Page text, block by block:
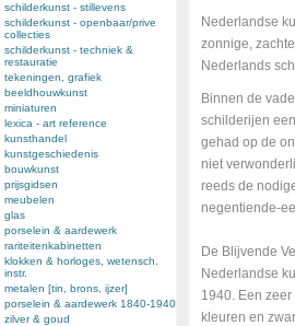
schilderkunst - stillevens
schilderkunst - openbaar/prive
collecties
schilderkunst - techniek &
restauratie
tekeningen, grafiek
beeldhouwkunst
miniaturen
lexica - art reference
kunsthandel
kunstgeschiedenis
bouwkunst
prijsgidsen
meubelen
glas
porselein & aardewerk
rariteitenkabinetten
klokken & horloges, wetensch.
instr.
metalen [tin, brons, ijzer]
porselein & aardewerk 1840-1940
zilver & goud
Nederlandse
zonnige,
Nederlands
Binnen de
schilderijen
gehad op de
niet
reeds de
negentiende-
De Blijvende
Nederlandse
1940. Een
kleuren en